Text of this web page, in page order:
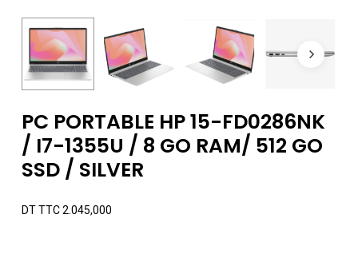
PC PORTABLE HP 15-FD0286NK
/ I7-1355U / 8 GO RAM/ 512 GO
SSD / SILVER
DT TTC2.045,000